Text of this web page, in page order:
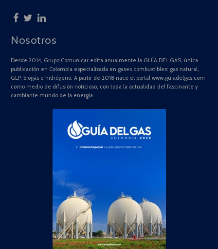
Nosotros
Desde 2014, Grupo Comunicar edita anualmente la GUÍA DEL GAS, única
publicación en Colombia especializada en gases combustibles: gas natural,
GLP, biogás e hidrógeno. A partir de 2018 nace el portal www.guiadelgas.com
como medio de difusión noticioso, con toda la actualidad del fascinante y
cambiante mundo de la energía.